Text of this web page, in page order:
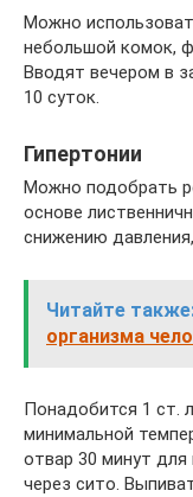
Можно
небольшой комок,
Вводят вечером в
10 суток.
Гипертонии
Можно подобрать
основе
снижению
Читайте
организма
Понадобится 1 ст.
минимальной
отвар 30 минут
через сито.